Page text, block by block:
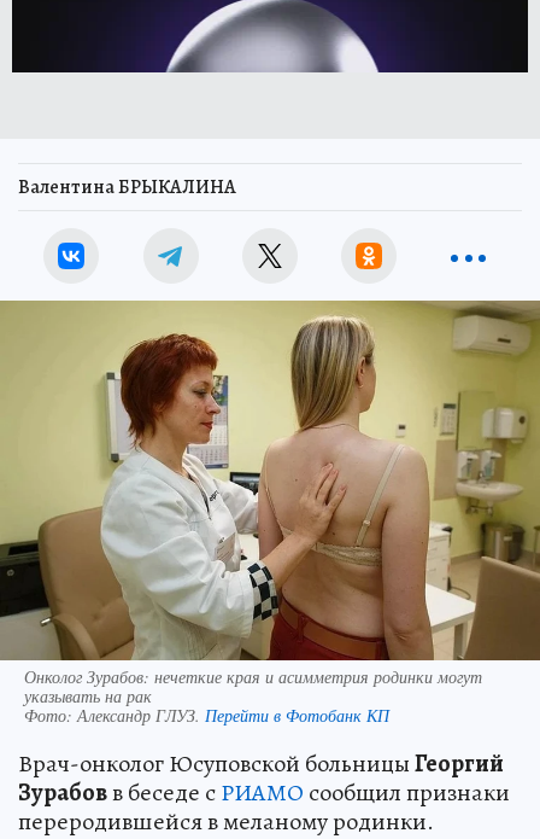
Валентина БРЫКАЛИНА
Онколог Зурабов: нечеткие края и асимметрия родинки могут
указывать на рак
Фото: Александр ГЛУЗ. Перейти в Фотобанк КП
Врач-онколог Юсуповской больницыГеоргий
Зурабовв беседе сРИАМО сообщил признаки
переродившейся в меланому родинки.